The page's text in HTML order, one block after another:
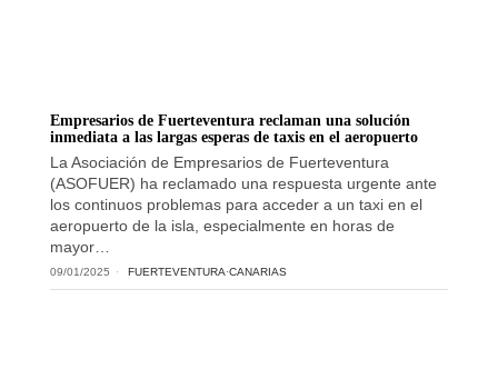
Empresarios de Fuerteventura reclaman una solución
inmediata a las largas esperas de taxis en el aeropuerto
La Asociación de Empresarios de Fuerteventura
(ASOFUER) ha reclamado una respuesta urgente ante
los continuos problemas para acceder a un taxi en el
aeropuerto de la isla, especialmente en horas de
mayor…
09/01/2025 FUERTEVENTURA·CANARIAS